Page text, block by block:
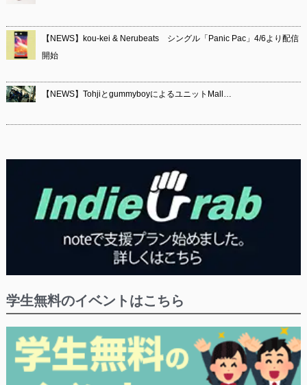
【NEWS】kou-kei & Nerubeats シングル「Panic Pac」4/6より配信
開始
【NEWS】TohjiとgummyboyによるユニットMall…
学生無料のイベントはこちら